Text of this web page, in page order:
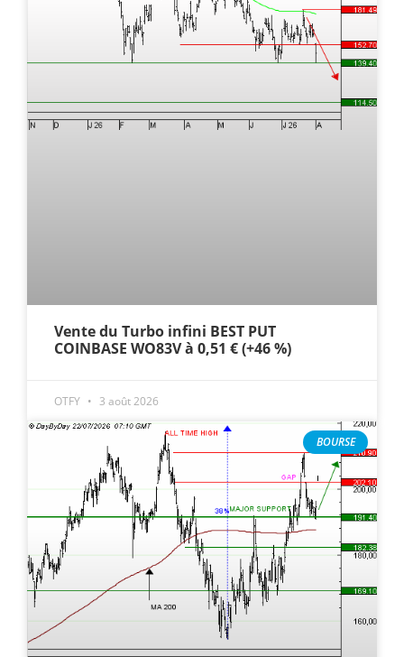
Vente du Turbo infini BEST PUT
COINBASE WO83V à 0,51 € (+46 %)
OTFY 3 août 2026
BOURSE